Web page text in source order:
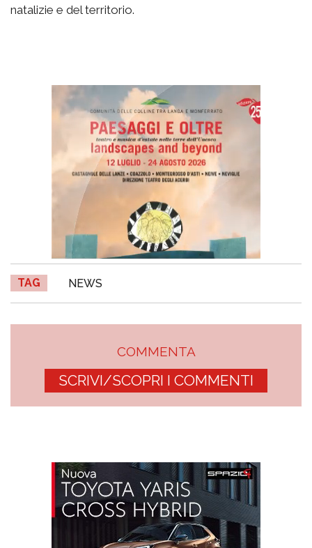
natalizie e del territorio.
TAG NEWS
COMMENTA
SCRIVI/SCOPRI I COMMENTI